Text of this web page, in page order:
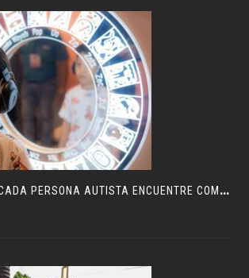
Q
UEREMOS QUE CADA PERSONA AUTISTA ENCUENTRE COMPRENSIÓN: JDM